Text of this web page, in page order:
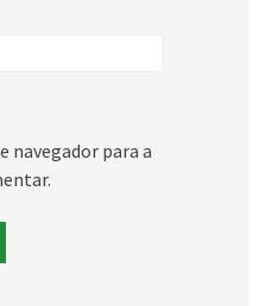
navegador para a